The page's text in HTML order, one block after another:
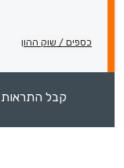
כספים / שוק ההון
קבל התראות